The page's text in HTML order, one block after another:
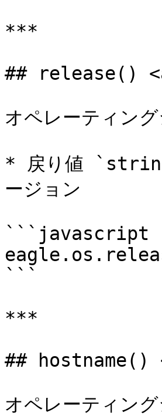
***
## release()
オペレーティン
* 戻り値
ージョン
```javascript
```
***
## hostname()
オペレーティン